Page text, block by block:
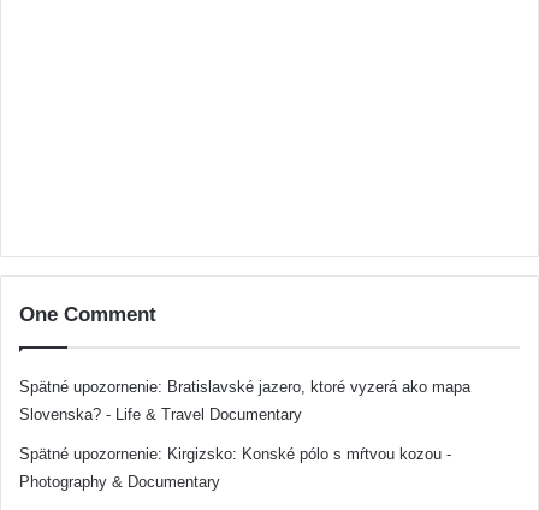
One Comment
Spätné upozornenie: Bratislavské jazero, ktoré vyzerá ako mapa
Slovenska? - Life & Travel Documentary
Spätné upozornenie: Kirgizsko: Konské pólo s mŕtvou kozou -
Photography & Documentary